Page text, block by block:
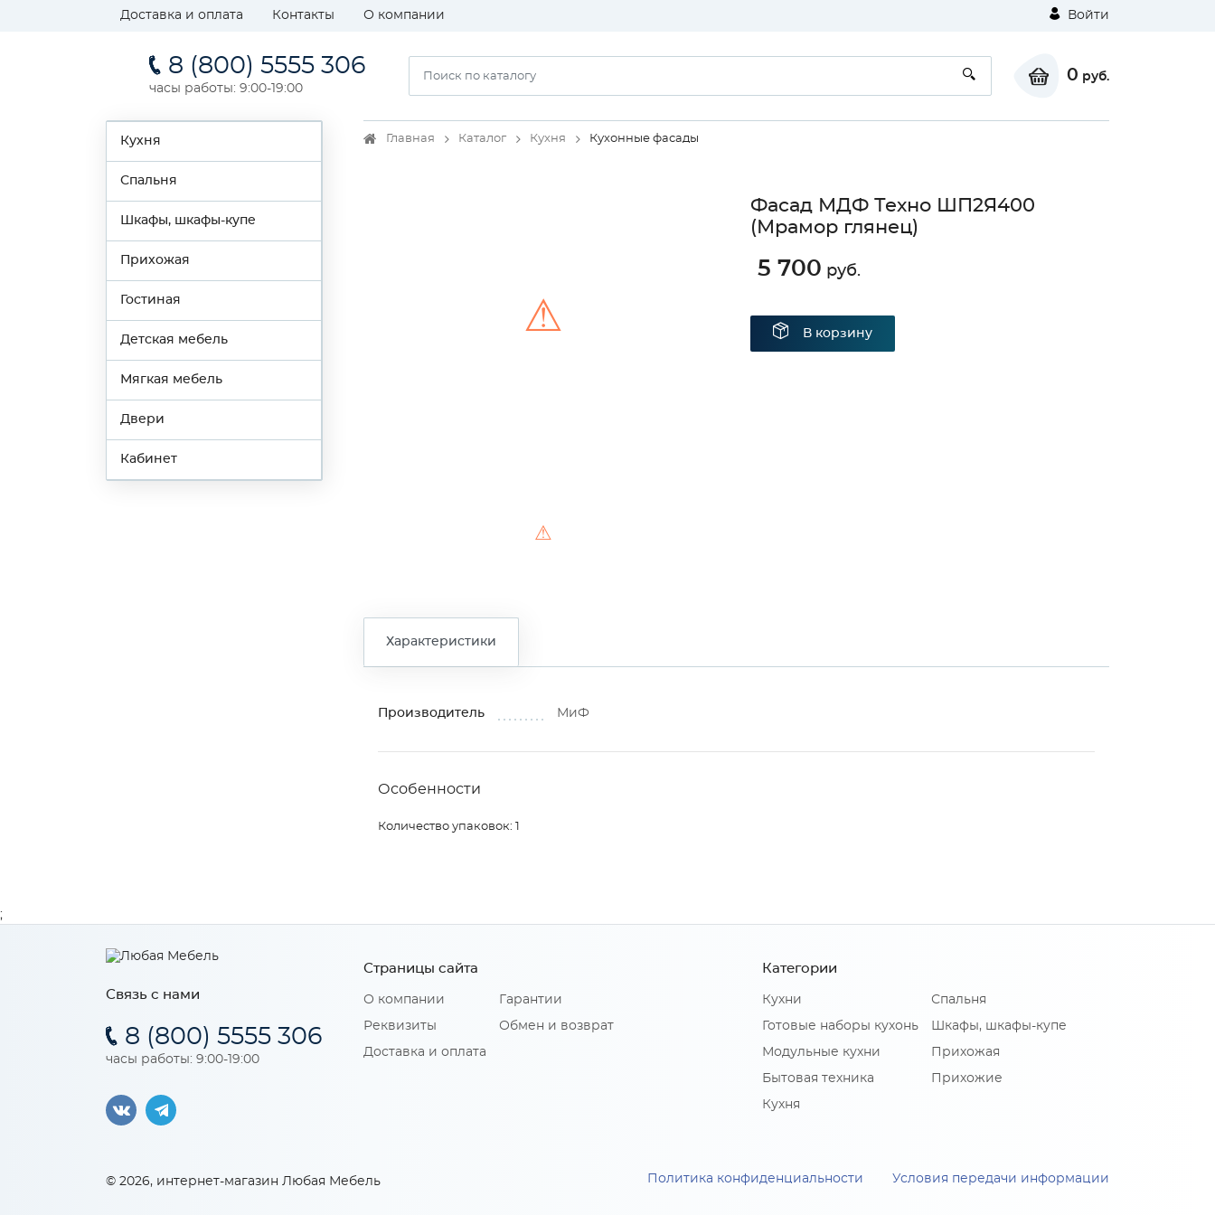
Доставка и оплата Контакты О компании Войти
8 (800) 5555 306
часы работы: 9:00-19:00
0 руб.
Кухня
Спальня
Шкафы, шкафы-купе
Прихожая
Гостиная
Детская мебель
Мягкая мебель
Двери
Кабинет
Главная Каталог Кухня Кухонные фасады
⚠
⚠
Фасад МДФ Техно ШП2Я400
(Мрамор глянец)
5 700 руб.
В корзину
Характеристики
Производитель МиФ
Особенности
Количество упаковок: 1
Связь с нами
8 (800) 5555 306
часы работы: 9:00-19:00
Страницы сайта
О компании
Реквизиты
Доставка и оплата
Гарантии
Обмен и возврат
Категории
Кухни
Готовые наборы кухонь
Модульные кухни
Бытовая техника
Кухня
Спальня
Шкафы, шкафы-купе
Прихожая
Прихожие
© 2026, интернет-магазин Любая Мебель Политика конфиденциальности Условия передачи информации
;